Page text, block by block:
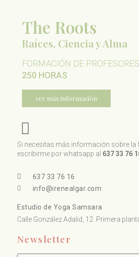
The Roots
Raíces, Ciencia y Alma
FORMACIÓN DE PROFESORES
250 HORAS
ver más información
Si necesitas más información sobre la
escribirme por whatsapp al 637 33 76
637 33 76 16
info@irenealgar.com
Estudio de Yoga Samsara
Calle González Adalid, 12. Primera
Newsletter